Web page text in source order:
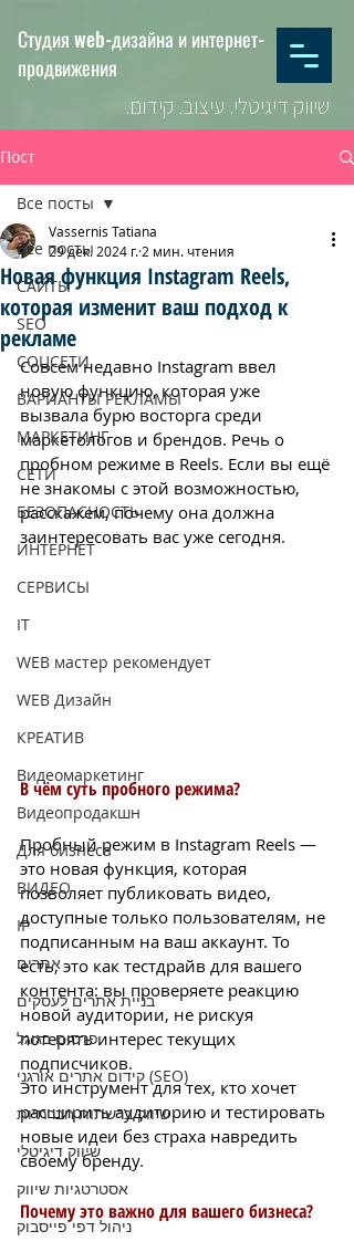
Студия web-дизайна и интернет-
продвижения
שיווק דיגיטלי. עיצוב. קידום.
Пост
Все посты
САЙТЫ
SEO
СОЦСЕТИ
ВАРИАНТЫ РЕКЛАМЫ
МАРКЕТИНГ
СЕТИ
БЕЗОПАСНОСТЬ
ИНТЕРНЕТ
СЕРВИСЫ
IT
WEB мастер рекомендует
WEB Дизайн
КРЕАТИВ
Видеомаркетинг
Видеопродакшн
Для бизнеса
ВИДЕО
IP
אתרים
בניית אתרים לעסקים
פרסום בגוגל
קידום אתרים אורגני (SEO)
שיווק ברשתות חברתיות
שיווק דיגיטלי
אסטרטגיות שיווק
ניהול דפי פייסבוק
Все посты
Новая функция Instagram Reels,
которая изменит ваш подход к
рекламе
Vassernis Tatiana
29 дек. 2024 г. 2 мин. чтения
Совсем недавно Instagram ввел
новую функцию, которая уже
вызвала бурю восторга среди
маркетологов и брендов. Речь о
пробном режиме в Reels. Если вы ещё
не знакомы с этой возможностью,
расскажем, почему она должна
заинтересовать вас уже сегодня.
В чём суть пробного режима?
Пробный режим в Instagram Reels —
это новая функция, которая
позволяет публиковать видео,
доступные только пользователям, не
подписанным на ваш аккаунт. То
есть, это как тестдрайв для вашего
контента: вы проверяете реакцию
новой аудитории, не рискуя
потерять интерес текущих
подписчиков.
Это инструмент для тех, кто хочет
расширить аудиторию и тестировать
новые идеи без страха навредить
своему бренду.
Почему это важно для вашего бизнеса?